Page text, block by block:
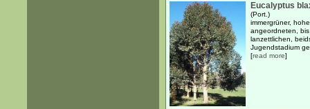
Eucalyptus
(Port.)
immergrüner,
angeordneten,
lanzettlichen,
Jugendstadium
[read more]